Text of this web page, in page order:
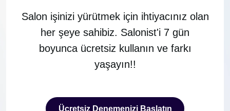
Salon işinizi yürütmek için ihtiyacınız olan
her şeye sahibiz. Salonist'i 7 gün
boyunca ücretsiz kullanın ve farkı
yaşayın!!
Ücretsiz Denemenizi Başlatın